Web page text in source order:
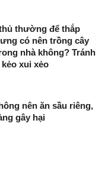
thường để thắp
có nên trồng cây
nhà không? Tránh
xui xẻo
nên ăn sầu riêng,
gây hại